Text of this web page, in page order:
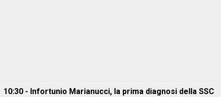
10:30 - Infortunio Marianucci, la prima diagnosi della SSC